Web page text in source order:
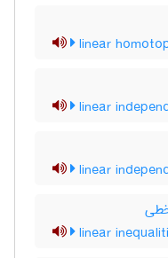
linear
linear
linear
linear